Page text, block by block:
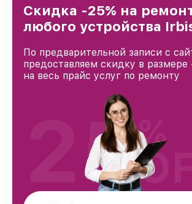
Краснодаре, постоянно повышая
доверия и лояльности наших
Скидка -25% на
любого устройства
По предварительной записи с
предоставляем скидку в размере
на весь прайс услуг по ремонту
25%